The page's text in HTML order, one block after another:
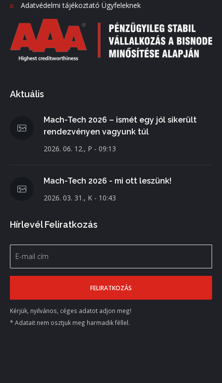
Adatvédelmi tájékoztató Ügyfeleknek
Aktuális
Mach-Tech 2026 – ismét egy jól sikerült
rendezvényen vagyunk túl
2026. 06. 12., P - 09:13
Mach-Tech 2026 - mi ott leszünk!
2026. 03. 31., K - 10:43
Hírlevél Feliratkozás
Kérjük, nyilvános, céges adatot adjon meg!
* Adatait nem osztjuk meg harmadik féllel.